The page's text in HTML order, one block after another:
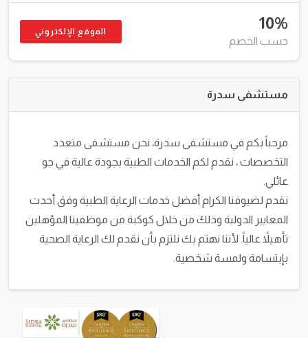
10%
حسب الخصم
الموقع الإلكتروني
مستشفى سدرة
مرحباً بكم في مستشفى سدرة، نحن مستشفى متعدد
التخصصات ، نقدم لكم الخدمات الطبية بجودة عالية في جو
عائلي.
نقدم لضيوفنا الكرام أفضل خدمات الرعاية الطبية وفق أحدث
المعايير الدولية وذلك من خلال كوكبة من موظفينا المؤهلين
تأهيلاً عالياً. لأننا نهتم بك نلتزم بأن نقدم لك الرعاية الصحية
بإبتسامة ولمسة شخصية.